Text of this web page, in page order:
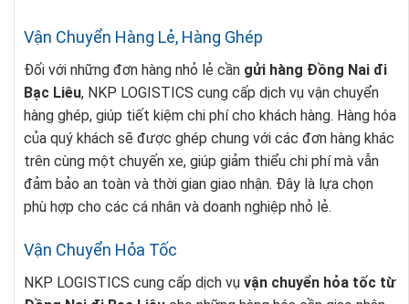
Vận Chuyển Hàng Lẻ, Hàng Ghép
Đối với những đơn hàng nhỏ lẻ cần gửi hàng Đồng Nai đi
Bạc Liêu, NKP LOGISTICS cung cấp dịch vụ vận chuyển
hàng ghép, giúp tiết kiệm chi phí cho khách hàng. Hàng hóa
của quý khách sẽ được ghép chung với các đơn hàng khác
trên cùng một chuyến xe, giúp giảm thiểu chi phí mà vẫn
đảm bảo an toàn và thời gian giao nhận. Đây là lựa chọn
phù hợp cho các cá nhân và doanh nghiệp nhỏ lẻ.
Vận Chuyển Hỏa Tốc
NKP LOGISTICS cung cấp dịch vụ vận chuyển hỏa tốc từ